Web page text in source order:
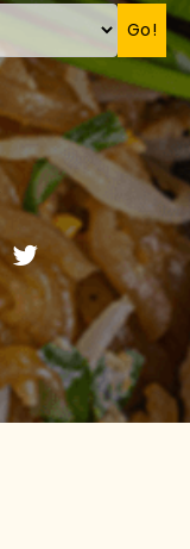
Go!